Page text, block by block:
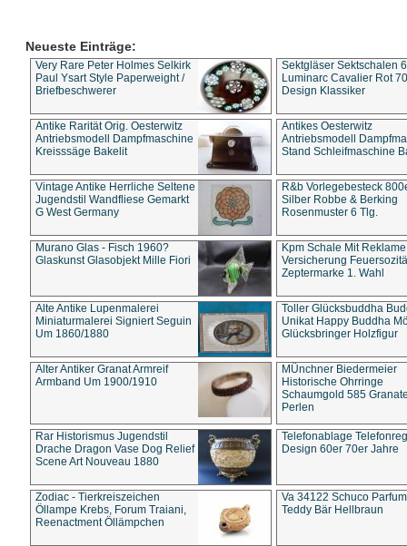
Neueste Einträge:
Very Rare Peter Holmes Selkirk
Paul Ysart Style Paperweight /
Briefbeschwerer
Sektgläser Sektschalen
Luminarc Cavalier Rot
Design Klassiker
Antike Rarität Orig. Oesterwitz
Antriebsmodell Dampfmaschine
Kreisssäge Bakelit
Antikes Oesterwitz
Antriebsmodell
Stand Schleifmaschine
Vintage Antike Herrliche Seltene
Jugendstil Wandfliese Gemarkt
G West Germany
R&b Vorlegebesteck
Silber Robbe & Berking
Rosenmuster 6 Tlg.
Murano Glas - Fisch 1960?
Glaskunst Glasobjekt Mille Fiori
Kpm Schale Mit Reklame
Versicherung
Zeptermarke 1. Wahl
Alte Antike Lupenmalerei
Miniaturmalerei Signiert Seguin
Um 1860/1880
Toller Glücksbuddha
Unikat Happy Buddha
Glücksbringer Holzfigur
Alter Antiker Granat Armreif
Armband Um 1900/1910
MÜnchner Biedermeier
Historische Ohrringe
Schaumgold 585
Perlen
Rar Historismus Jugendstil
Drache Dragon Vase Dog Relief
Scene Art Nouveau 1880
Telefonablage
Design 60er 70er Jahre
Zodiac - Tierkreiszeichen
Öllampe Krebs, Forum Traiani,
Reenactment Öllämpchen
Va 34122 Schuco
Teddy Bär Hellbraun